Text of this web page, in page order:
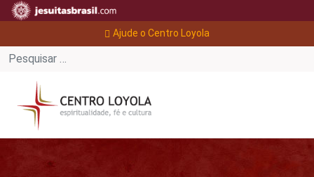
Ajude o Centro Loyola